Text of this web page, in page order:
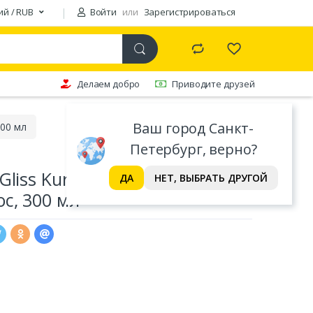
/ RUB Войти или Зарегистрироваться
Ваш город Санкт-
Петербург, верно?
ДА НЕТ, ВЫБРАТЬ ДРУГОЙ
Делаем добро Приводите друзей
мл
Kur Совершенство
300 мл